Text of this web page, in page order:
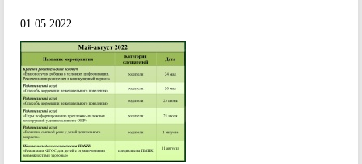
01.05.2022